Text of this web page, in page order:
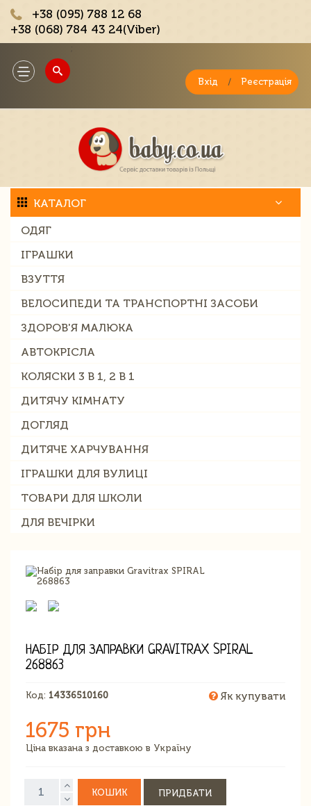
+38 (095) 788 12 68
+38 (068) 784 43 24(Viber)
Toggle
navigation
Вхід / Реєстрація
КАТАЛОГ
ОДЯГ
ІГРАШКИ
ВЗУТТЯ
ВЕЛОСИПЕДИ ТА ТРАНСПОРТНІ ЗАСОБИ
ЗДОРОВ'Я МАЛЮКА
АВТОКРІСЛА
КОЛЯСКИ 3 В 1, 2 В 1
ДИТЯЧУ КІМНАТУ
ДОГЛЯД
ДИТЯЧЕ ХАРЧУВАННЯ
ІГРАШКИ ДЛЯ ВУЛИЦІ
ТОВАРИ ДЛЯ ШКОЛИ
ДЛЯ ВЕЧІРКИ
НАБІР ДЛЯ ЗАПРАВКИ GRAVITRAX SPIRAL
268863
Код: 14336510160 Як купувати
1675 грн
Ціна вказана з доставкою в Україну
КОШИК ПРИДБАТИ